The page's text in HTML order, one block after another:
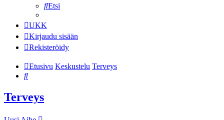
Etsi
UKK
Kirjaudu sisään
Rekisteröidy
Etusivu Keskustelu Terveys
Etsi
Terveys